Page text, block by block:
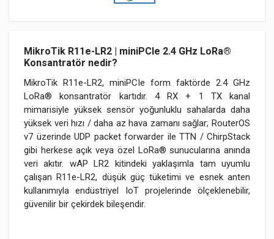
MikroTik R11e-LR2 | miniPCIe 2.4 GHz LoRa®
Konsantratör nedir?
MikroTik R11e-LR2, miniPCIe form faktörde 2.4 GHz
LoRa® konsantratör kartıdır. 4 RX + 1 TX kanal
mimarisiyle yüksek sensör yoğunluklu sahalarda daha
yüksek veri hızı / daha az hava zamanı sağlar; RouterOS
v7 üzerinde UDP packet forwarder ile TTN / ChirpStack
gibi herkese açık veya özel LoRa® sunucularına anında
veri akıtır. wAP LR2 kitindeki yaklaşımla tam uyumlu
çalışan R11e-LR2, düşük güç tüketimi ve esnek anten
kullanımıyla endüstriyel IoT projelerinde ölçeklenebilir,
güvenilir bir çekirdek bileşendir.